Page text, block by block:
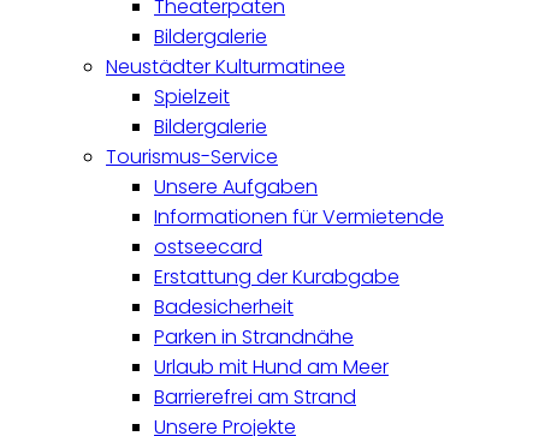
Theaterpaten
Bildergalerie
Neustädter Kulturmatinee
Spielzeit
Bildergalerie
Tourismus-Service
Unsere Aufgaben
Informationen für Vermietende
ostseecard
Erstattung der Kurabgabe
Badesicherheit
Parken in Strandnähe
Urlaub mit Hund am Meer
Barrierefrei am Strand
Unsere Projekte